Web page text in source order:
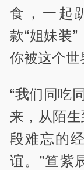
食，一起
款“姐妹装
你被这个
“我们同吃
来，从陌
段难忘的
谊。”笪紫